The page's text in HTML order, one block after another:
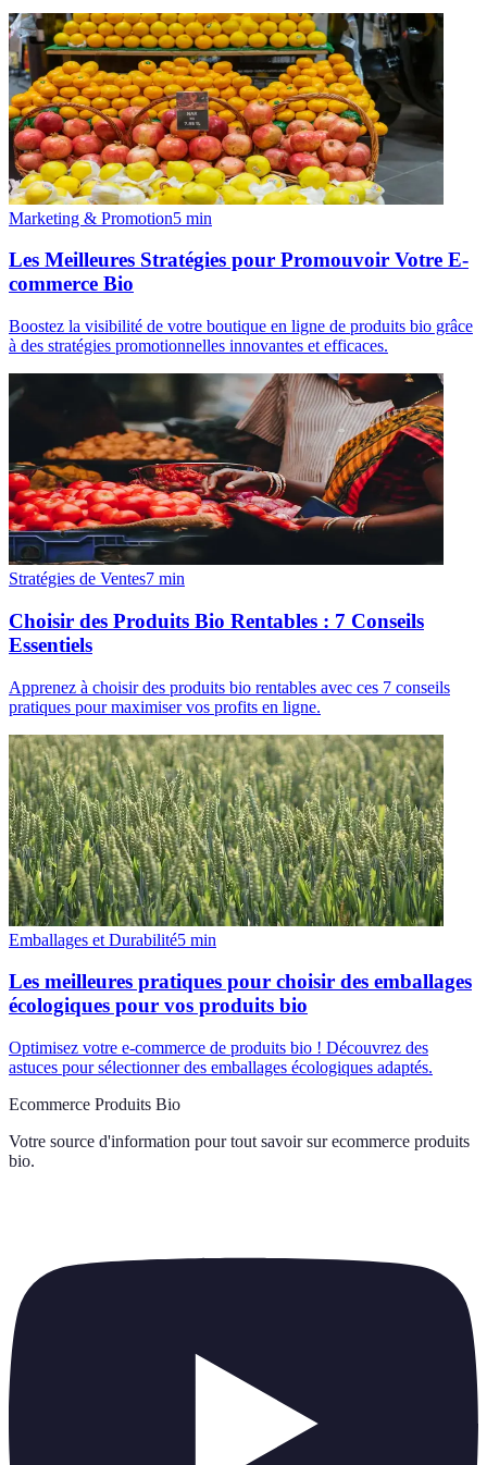
Marketing & Promotion5 min
Les Meilleures Stratégies pour Promouvoir Votre E-
commerce Bio
Boostez la visibilité de votre boutique en ligne de produits bio grâce
à des stratégies promotionnelles innovantes et efficaces.
Stratégies de Ventes7 min
Choisir des Produits Bio Rentables : 7 Conseils
Essentiels
Apprenez à choisir des produits bio rentables avec ces 7 conseils
pratiques pour maximiser vos profits en ligne.
Emballages et Durabilité5 min
Les meilleures pratiques pour choisir des emballages
écologiques pour vos produits bio
Optimisez votre e-commerce de produits bio ! Découvrez des
astuces pour sélectionner des emballages écologiques adaptés.
Ecommerce Produits Bio
Votre source d'information pour tout savoir sur ecommerce produits
bio.